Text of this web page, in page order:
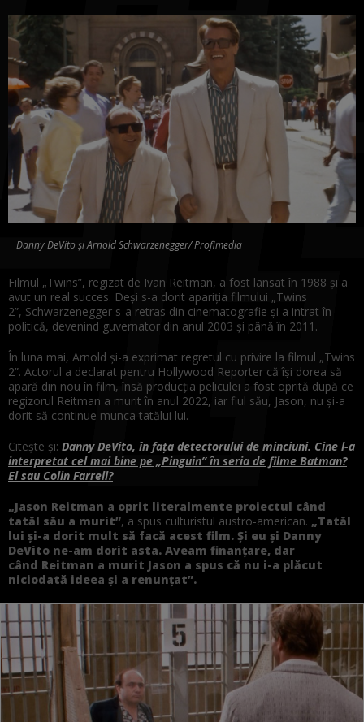
Danny DeVito și Arnold Schwarzenegger/ Profimedia
Filmul „Twins”, regizat de Ivan Reitman, a fost lansat în 1988 și a
avut un real succes. Deși s-a dorit apariția filmului „Twins
2”, Schwarzenegger s-a retras din cinematografie și a intrat în
politică, devenind guvernator din anul 2003 și până în 2011.
În luna mai, Arnold și-a exprimat regretul cu privire la filmul „Twins
2”. Actorul a declarat pentru Hollywood Reporter că își dorea să
apară din nou în film, însă producția peliculei a fost oprită după ce
regizorul Reitman a murit în anul 2022, iar fiul său, Jason, nu și-a
dorit să continue munca tatălui lui.
Citește și: Danny DeVito, în fața detectorului de minciuni. Cine l-a
interpretat cel mai bine pe „Pinguin” în seria de filme Batman?
El sau Colin Farrell?
„Jason Reitman a oprit literalmente proiectul când
tatăl său a murit”, a spus culturistul austro-american. „Tatăl
lui și-a dorit mult să facă acest film. Și eu și Danny
DeVito ne-am dorit asta. Aveam finanțare, dar
când Reitman a murit Jason a spus că nu i-a plăcut
niciodată ideea și a renunțat”.